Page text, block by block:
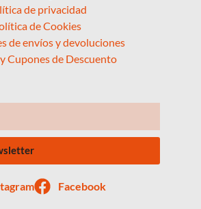
de privacidad
de Cookies
de envíos y devoluciones
Cupones de Descuento
Facebook